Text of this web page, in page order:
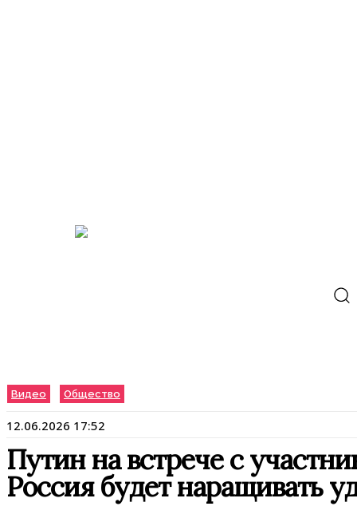
Видео Общество
12.06.2026 17:52
Путин на встрече с
Россия будет наращивать